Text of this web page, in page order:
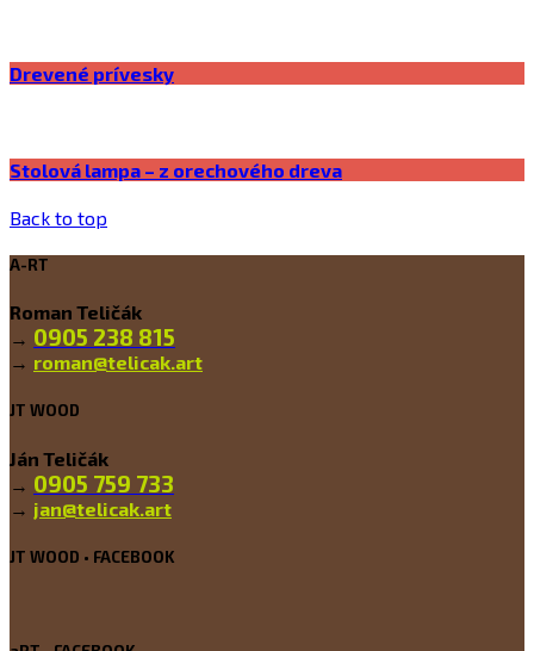
Drevené prívesky
Stolová lampa – z orechového dreva
Back to top
A-RT
Roman Teličák
→ 0905 238 815
→ roman@telicak.art
JT WOOD
Ján Teličák
→ 0905 759 733
→ jan@telicak.art
JT WOOD • FACEBOOK